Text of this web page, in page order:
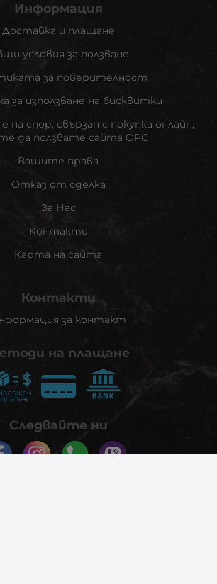
Информация
Доставка и плащане
условия за ползване
за поверителност
за използване на бисквитки
на спор, свързан с покупка онлайн,
да ползвате сайта ОРС
Вашите права
Отказ от сделка
За Нас
Контакти
Карта на сайта
Контакти
за контакт
на плащане
Следвайте ни